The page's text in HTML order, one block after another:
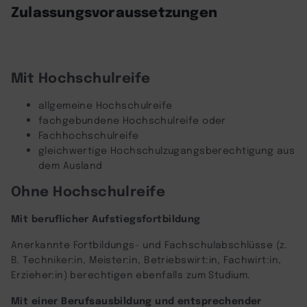
Zulassungsvoraussetzungen
Mit Hochschulreife
allgemeine Hochschulreife
fachgebundene Hochschulreife oder
Fachhochschulreife
gleichwertige Hochschulzugangsberechtigung aus
dem Ausland
Ohne Hochschulreife
Mit beruflicher Aufstiegsfortbildung
Anerkannte Fortbildungs- und Fachschulabschlüsse (z.
B. Techniker:in, Meister:in, Betriebswirt:in, Fachwirt:in,
Erzieher:in) berechtigen ebenfalls zum Studium.
Mit einer Berufsausbildung und entsprechender